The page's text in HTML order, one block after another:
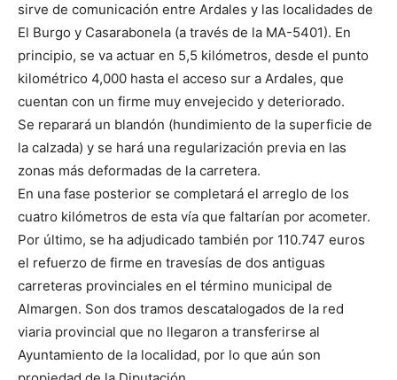
sirve de comunicación entre Ardales y las localidades de
El Burgo y Casarabonela (a través de la MA-5401). En
principio, se va actuar en 5,5 kilómetros, desde el punto
kilométrico 4,000 hasta el acceso sur a Ardales, que
cuentan con un firme muy envejecido y deteriorado.
Se reparará un blandón (hundimiento de la superficie de
la calzada) y se hará una regularización previa en las
zonas más deformadas de la carretera.
En una fase posterior se completará el arreglo de los
cuatro kilómetros de esta vía que faltarían por acometer.
Por último, se ha adjudicado también por 110.747 euros
el refuerzo de firme en travesías de dos antiguas
carreteras provinciales en el término municipal de
Almargen. Son dos tramos descatalogados de la red
viaria provincial que no llegaron a transferirse al
Ayuntamiento de la localidad, por lo que aún son